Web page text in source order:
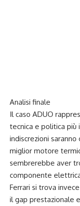
Analisi finale
Il caso ADUO
tecnica e politica più
indiscrezioni
miglior motore
sembrerebbe aver
componente
Ferrari si trova
il gap prestazionale